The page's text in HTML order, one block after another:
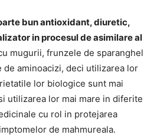
bun antioxidant, diuretic,
in procesul de asimilare al
mugurii, frunzele de sparanghel
de aminoacizi, deci utilizarea lor
lor biologice sunt mai
utilizarea lor mai mare in diferite
cu rol in protejarea
de mahmureala.